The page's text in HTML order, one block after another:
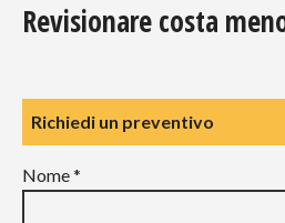
Revisionare costa
Richiedi un preventivo
Nome *